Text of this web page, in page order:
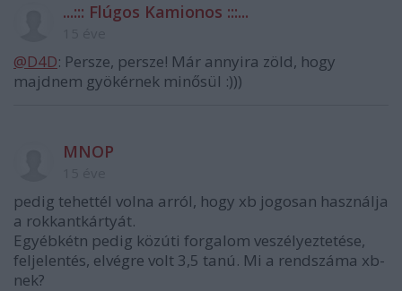
...::: Flúgos Kamionos :::...
@D4D: Persze, persze! Már annyira zöld, hogy
majdnem gyökérnek minősül :)))
MNOP
pedig tehettél volna arról, hogy xb jogosan használja
a rokkantkártyát.
Egyébkétn pedig közúti forgalom veszélyeztetése,
feljelentés, elvégre volt 3,5 tanú. Mi a rendszáma xb-
nek?